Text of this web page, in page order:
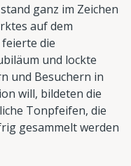
ganz im Zeichen
auf dem
feierte die
und lockte
und Besuchern in
will, bildeten die
Tonpfeifen, die
gesammelt werden